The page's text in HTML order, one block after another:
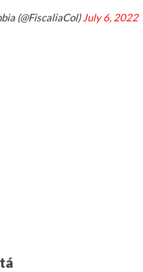
(@FiscaliaCol)July 6, 2022